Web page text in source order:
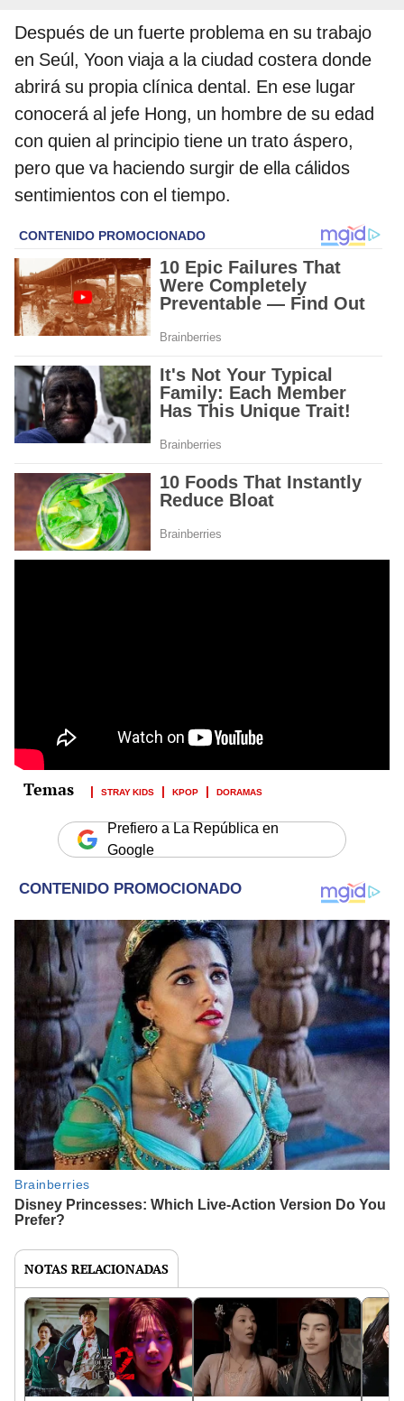
Después de un fuerte problema en su trabajo
en Seúl, Yoon viaja a la ciudad costera donde
abrirá su propia clínica dental. En ese lugar
conocerá al jefe Hong, un hombre de su edad
con quien al principio tiene un trato áspero,
pero que va haciendo surgir de ella cálidos
sentimientos con el tiempo.
STRAY KIDS KPOP DORAMAS
Prefiero a La República en
Google
NOTAS RELACIONADAS